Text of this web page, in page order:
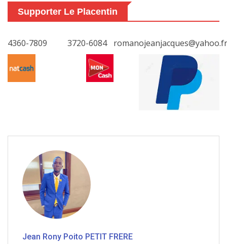
Supporter Le Placentin
4360-7809 3720-6084 romanojeanjacques@yahoo.fr
Jean Rony Poito PETIT FRERE